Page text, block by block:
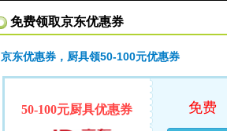
免费领取京东优惠券
京东优惠券，厨具领50-100元优惠券
50-100元厨具优惠券 免费